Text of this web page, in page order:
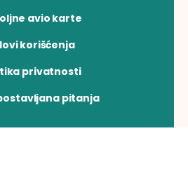
avio karte
korišćenja
privatnosti
pitanja